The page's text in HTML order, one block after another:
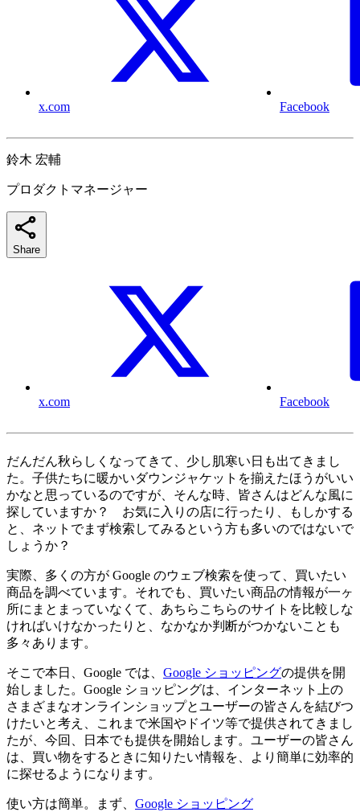
x.com Facebook
鈴木 宏輔
プロダクトマネージャー
Share
x.com Facebook
だんだん秋らしくなってきて、少し肌寒い日も出てきまし
た。子供たちに暖かいダウンジャケットを揃えたほうがいい
かなと思っているのですが、そんな時、皆さんはどんな風に
探していますか？ お気に入りの店に行ったり、もしかする
と、ネットでまず検索してみるという方も多いのではないで
しょうか？
実際、多くの方が Google のウェブ検索を使って、買いたい
商品を調べています。それでも、買いたい商品の情報が一ヶ
所にまとまっていなくて、あちらこちらのサイトを比較しな
ければいけなかったりと、なかなか判断がつかないことも
多々あります。
そこで本日、Google では、 Google ショッピングの提供を開
始しました。Google ショッピングは、インターネット上の
さまざまなオンラインショップとユーザーの皆さんを結びつ
けたいと考え、これまで米国やドイツ等で提供されてきまし
たが、今回、日本でも提供を開始します。ユーザーの皆さん
は、買い物をするときに知りたい情報を、より簡単に効率的
に探せるようになります。
使い方は簡単。まず、 Google ショッピング